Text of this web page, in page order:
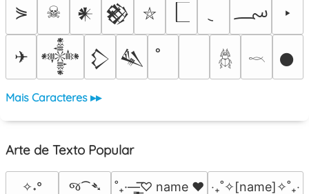
⋟ ☠ 𒀭 𒆙 ⛥ ؄ ‣
✈ 𒀱 𒁷 𒈑 𓆣 𓎖 𒊹
Mais Caracteres ▸▸
Arte de Texto Popular
✧˖° જ⁀➴ ˚₊·—̳͟͞͞♡ name ♥️ ‎‧₊˚✧[name]✧˚₊‧